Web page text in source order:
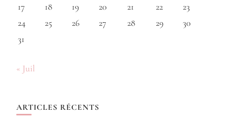
17
18 19 20 21 22
23
24
25 26 27 28 29
30
31
« Juil
ARTICLES RÉCENTS